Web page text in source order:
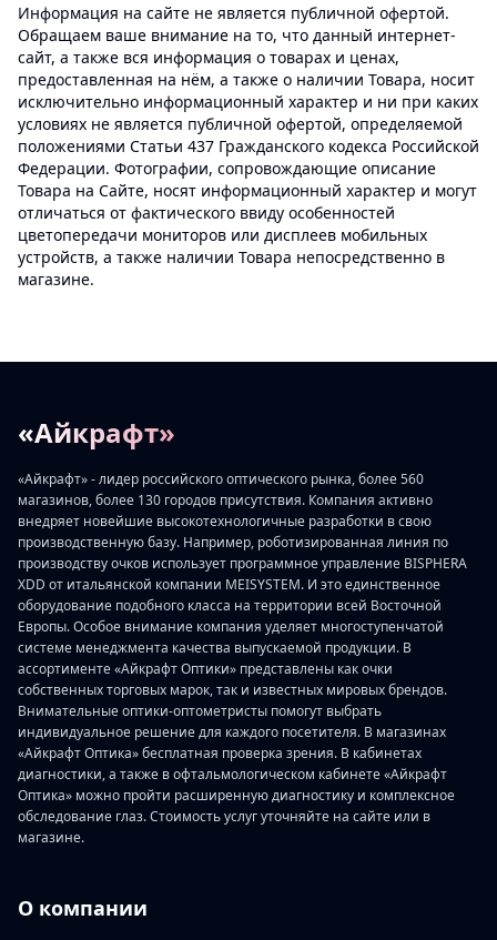
Информация на сайте не является публичной офертой.
Обращаем ваше внимание на то, что данный интернет-
сайт, а также вся информация о товарах и ценах,
предоставленная на нём, а также о наличии Товара, носит
исключительно информационный характер и ни при каких
условиях не является публичной офертой, определяемой
положениями Статьи 437 Гражданского кодекса Российской
Федерации. Фотографии, сопровождающие описание
Товара на Сайте, носят информационный характер и могут
отличаться от фактического ввиду особенностей
цветопередачи мониторов или дисплеев мобильных
устройств, а также наличии Товара непосредственно в
магазине.
«Айкрафт»
«Айкрафт» - лидер российского оптического рынка, более 560
магазинов, более 130 городов присутствия. Компания активно
внедряет новейшие высокотехнологичные разработки в свою
производственную базу. Например, роботизированная линия по
производству очков использует программное управление BISPHERA
XDD от итальянской компании MEISYSTEM. И это единственное
оборудование подобного класса на территории всей Восточной
Европы. Особое внимание компания уделяет многоступенчатой
системе менеджмента качества выпускаемой продукции. В
ассортименте «Айкрафт Оптики» представлены как очки
собственных торговых марок, так и известных мировых брендов.
Внимательные оптики-оптометристы помогут выбрать
индивидуальное решение для каждого посетителя. В магазинах
«Айкрафт Оптика» бесплатная проверка зрения. В кабинетах
диагностики, а также в офтальмологическом кабинете «Айкрафт
Оптика» можно пройти расширенную диагностику и комплексное
обследование глаз. Стоимость услуг уточняйте на сайте или в
магазине.
О компании